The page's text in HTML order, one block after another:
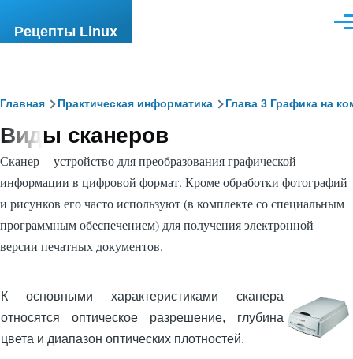
Рецепты Linux
Строка
навигации
Главная Практическая информатика Глава 3 Графика на
Виды сканеров
Сканер -- устройство для преобразования графической
информации в цифровой формат. Кроме обработки фотографий
и рисунков его часто используют (в комплекте со специальным
программным обеспечением) для получения электронной
версии печатных документов.
К основными характеристиками сканера
относятся оптическое разрешение, глубина
цвета и диапазон оптических плотностей.